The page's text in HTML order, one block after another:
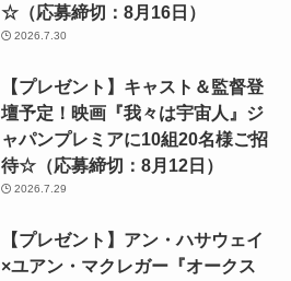
☆（応募締切：8月16日）
2026.7.30
【プレゼント】キャスト＆監督登
壇予定！映画『我々は宇宙人』ジ
ャパンプレミアに10組20名様ご招
待☆（応募締切：8月12日）
2026.7.29
【プレゼント】アン・ハサウェイ
×ユアン・マクレガー『オークス